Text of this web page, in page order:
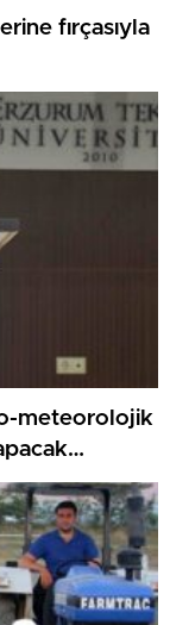
fırçasıyla
meteorolojik